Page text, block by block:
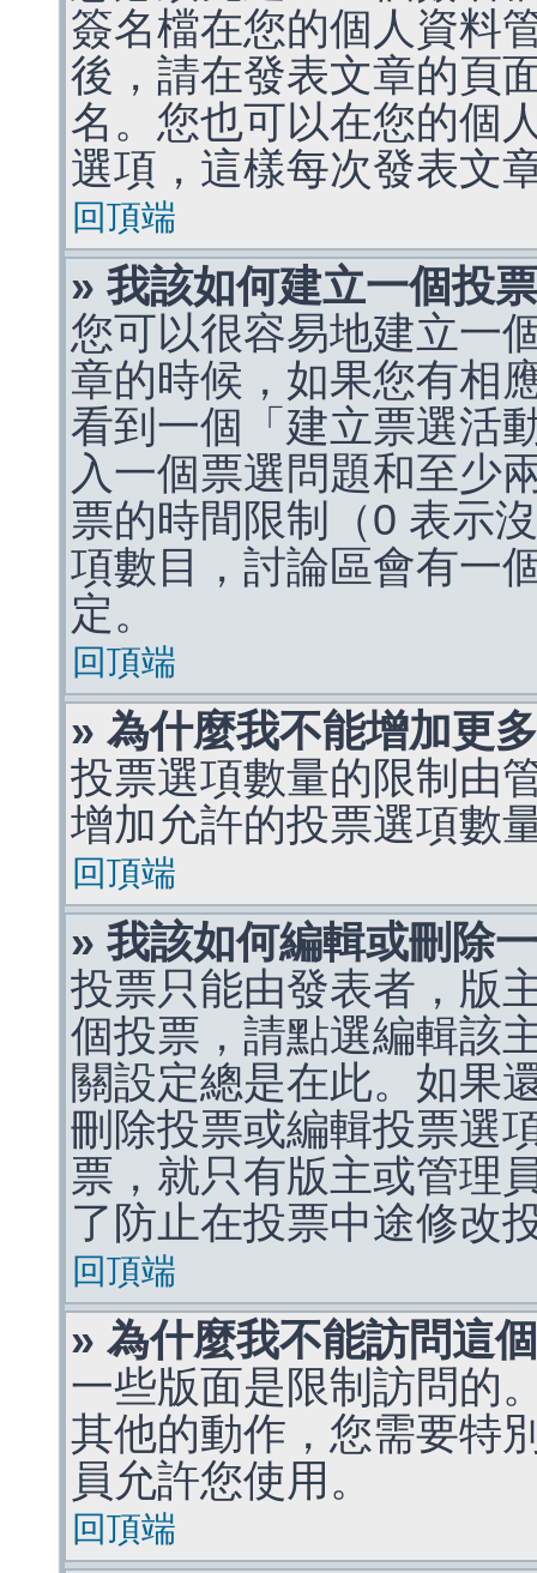
簽名檔在您的個人資料
後，請在發表文章的頁
名。您也可以在您的個
選項，這樣每次發表文
回頂端
» 我該如何建立一個投
您可以很容易地建立一
章的時候，如果您有相
看到一個「建立票選活
入一個票選問題和至少
票的時間限制（0 表示
項數目，討論區會有一
定。
回頂端
» 為什麼我不能增加更
投票選項數量的限制由
增加允許的投票選項數
回頂端
» 我該如何編輯或刪除
投票只能由發表者，版
個投票，請點選編輯該
關設定總是在此。如果
刪除投票或編輯投票選
票，就只有版主或管理
了防止在投票中途修改
回頂端
» 為什麼我不能訪問這
一些版面是限制訪問的
其他的動作，您需要特
員允許您使用。
回頂端